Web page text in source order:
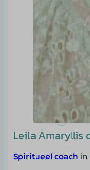
Leila Amaryllis
Spiritueel coach in